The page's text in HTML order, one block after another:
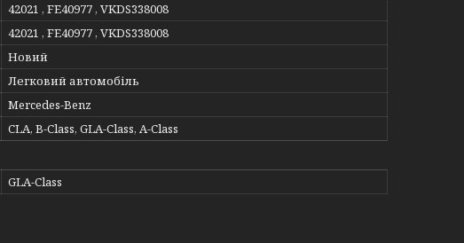
42021 , FE40977 , VKDS338008
42021 , FE40977 , VKDS338008
Новий
Легковий автомобіль
Mercedes-Benz
CLA, B-Class, GLA-Class, A-Class
GLA-Class